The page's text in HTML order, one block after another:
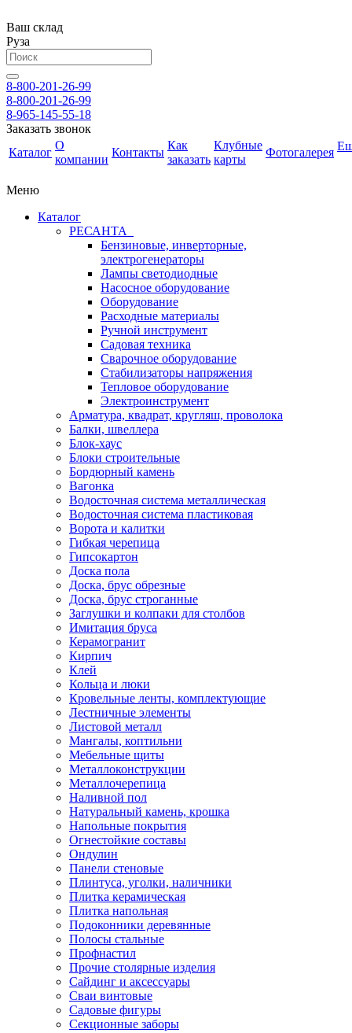
Ваш склад
Руза
8-800-201-26-99
8-800-201-26-99
8-965-145-55-18
Заказать звонок
Каталог
О
компании
Контакты
Как
заказать
Клубные
карты
Фотогалерея
Меню
Каталог
РЕСАНТА
Бензиновые, инверторные,
электрогенераторы
Лампы светодиодные
Насосное оборудование
Оборудование
Расходные материалы
Ручной инструмент
Садовая техника
Сварочное оборудование
Стабилизаторы напряжения
Тепловое оборудование
Электроинструмент
Арматура, квадрат, кругляш, проволока
Балки, швеллера
Блок-хаус
Блоки строительные
Бордюрный камень
Вагонка
Водосточная система металлическая
Водосточная система пластиковая
Ворота и калитки
Гибкая черепица
Гипсокартон
Доска пола
Доска, брус обрезные
Доска, брус строганные
Заглушки и колпаки для столбов
Имитация бруса
Керамогранит
Кирпич
Клей
Кольца и люки
Кровельные ленты, комплектующие
Лестничные элементы
Листовой металл
Мангалы, коптильни
Мебельные щиты
Металлоконструкции
Металлочерепица
Наливной пол
Натуральный камень, крошка
Напольные покрытия
Огнестойкие составы
Ондулин
Панели стеновые
Плинтуса, уголки, наличники
Плитка керамическая
Плитка напольная
Подоконники деревянные
Полосы стальные
Профнастил
Прочие столярные изделия
Сайдинг и аксессуары
Сваи винтовые
Садовые фигуры
Секционные заборы